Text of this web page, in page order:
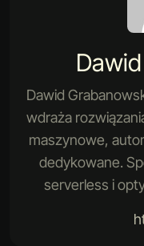
Dawid
wdraża
maszynowe,
dedykowane.
serverless i